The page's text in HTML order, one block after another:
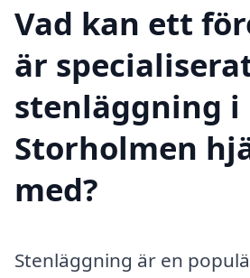
Vad kan ett
är
stenläggning i
Storholmen
med?
Stenläggning är en